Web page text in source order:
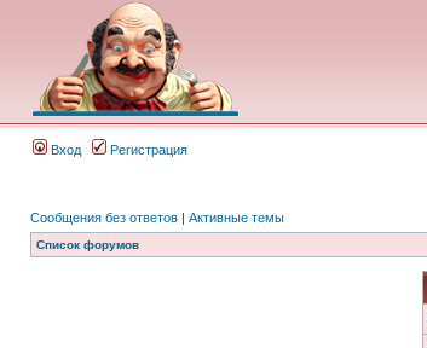
Вход Регистрация
Сообщения без ответов | Активные темы
Список форумов